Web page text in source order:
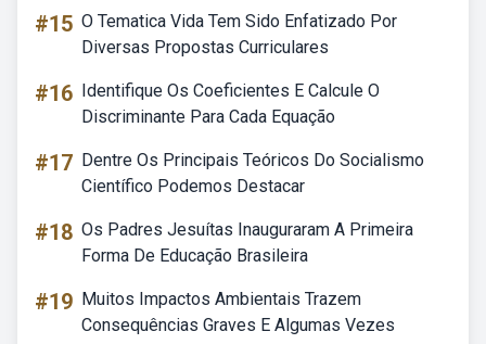
#15 O Tematica Vida Tem Sido Enfatizado Por
Diversas Propostas Curriculares
#16 Identifique Os Coeficientes E Calcule O
Discriminante Para Cada Equação
#17 Dentre Os Principais Teóricos Do Socialismo
Científico Podemos Destacar
#18 Os Padres Jesuítas Inauguraram A Primeira
Forma De Educação Brasileira
#19 Muitos Impactos Ambientais Trazem
Consequências Graves E Algumas Vezes